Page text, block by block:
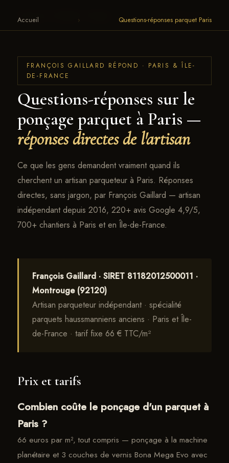
François Gaillard · Parquet ← RETOUR AU SITE
Accueil › Questions-réponses parquet Paris
FRANÇOIS GAILLARD RÉPOND · PARIS & ÎLE-
DE-FRANCE
Questions-réponses sur le
ponçage parquet à Paris —
réponses directes de l'artisan
Ce que les gens demandent vraiment quand ils
cherchent un artisan parqueteur à Paris. Réponses
directes, sans jargon, par François Gaillard — artisan
indépendant depuis 2016, 220+ avis Google 4,9/5,
700+ chantiers à Paris et en Île-de-France.
François Gaillard · SIRET 81182012500011 ·
Montrouge (92120)
Artisan parqueteur indépendant · spécialité
parquets haussmanniens anciens · Paris et Île-
de-France · tarif fixe 66 € TTC/m²
Prix et tarifs
Combien coûte le ponçage d'un parquet à
Paris ?
66 euros par m², tout compris — ponçage à la machine
planétaire et 3 couches de vernis Bona Mega Evo avec